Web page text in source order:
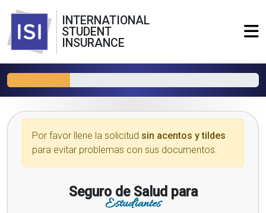
INTERNATIONAL
STUDENT
INSURANCE
Por favor llene la solicitud sin acentos y tildes
para evitar problemas con sus documentos.
Seguro de Salud para
Estudiantes